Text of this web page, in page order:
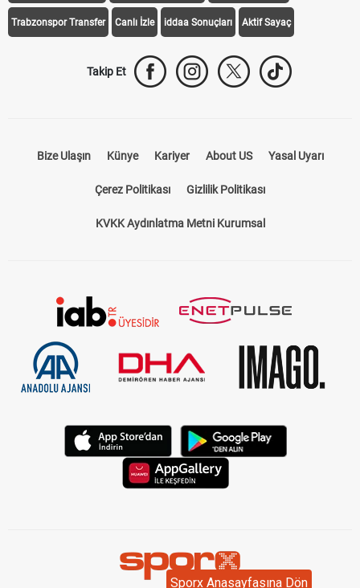
Sporx Anasayfasına Dön
Trabzonspor Transfer Canlı İzle iddaa Sonuçları Aktif Sayaç
Takip Et
Bize Ulaşın Künye Kariyer About US Yasal Uyarı
Çerez Politikası Gizlilik Politikası
KVKK Aydınlatma Metni Kurumsal